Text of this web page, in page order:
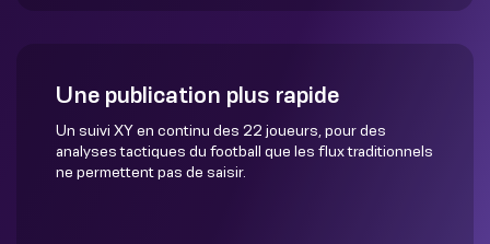
Une publication plus rapide
Un suivi XY en continu des 22 joueurs, pour des
analyses tactiques du football que les flux traditionnels
ne permettent pas de saisir.